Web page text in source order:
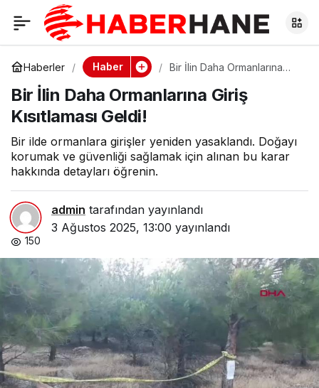
Haberler Haber
Bir İlin Daha Ormanlarına
Bir İlin Daha Ormanlarına Giriş
Kısıtlaması Geldi!
Bir ilde ormanlara girişler yeniden yasaklandı. Doğayı
korumak ve güvenliği sağlamak için alınan bu karar
hakkında detayları öğrenin.
admin tarafından yayınlandı
3 Ağustos 2025, 13:00 yayınlandı
150
Bir İlin Daha
Ormanlarına Giriş
Kısıtlaması Geldi!